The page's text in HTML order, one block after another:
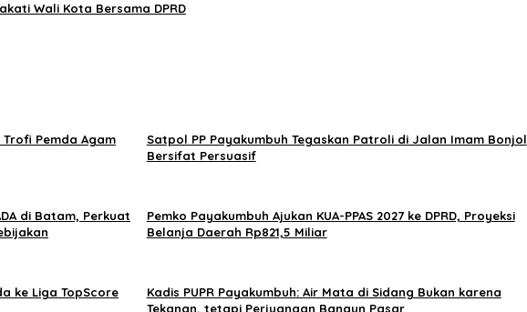
Wali Kota Bersama DPRD
Pemda Agam
Satpol PP Payakumbuh Tegaskan Patroli di Jalan Imam Bonjol
Bersifat Persuasif
di Batam, Perkuat
Pemko Payakumbuh Ajukan KUA-PPAS 2027 ke DPRD, Proyeksi
Belanja Daerah Rp821,5 Miliar
ke Liga TopScore
Kadis PUPR Payakumbuh: Air Mata di Sidang Bukan karena
Tekanan, tetapi Perjuangan Bangun Pasar